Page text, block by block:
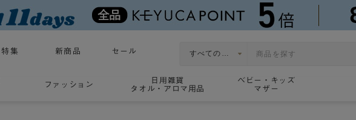
特集 新商品 セール
ファッション
日用雑貨
タオル・アロマ用品
ベビー・キッズ
マザー